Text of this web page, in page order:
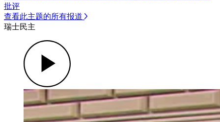
批评
查看此主题的所有报道
瑞士民主